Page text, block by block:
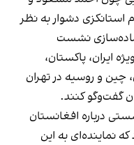
دشوار به نظر
نشست
ایران، پاکستان،
چین و روسیه در تهران
گفت‌وگو کنند.
درباره افغانستان
نماینده‌ای به این